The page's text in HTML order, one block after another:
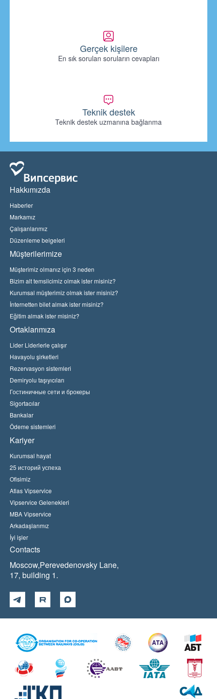
Gerçek kişilere
En sık sorulan soruların cevapları
Teknik destek
Teknik destek uzmanına bağlanma
Hakkımızda
Haberler
Markamız
Çalışanlarımız
Düzenleme belgeleri
Müşterilerimize
Müşterimiz olmanız için 3 neden
Bizim alt temsilcimiz olmak ister misiniz?
Kurumsal müşterimiz olmak ister misiniz?
İnternetten bilet almak ister misiniz?
Eğitim almak ister misiniz?
Ortaklarımıza
Lider Liderlerle çalışır
Havayolu şirketleri
Rezervasyon sistemleri
Demiryolu taşıyıcıları
Гостиничные сети и брокеры
Sigortacılar
Bankalar
Ödeme sistemleri
Kariyer
Kurumsal hayat
25 историй успеха
Ofisimiz
Atlas Vipservice
Vipservice Gelenekleri
MBA Vipservice
Arkadaşlarımız
İyi işler
Contacts
Moscow,Perevedenovsky Lane,
17, building 1.